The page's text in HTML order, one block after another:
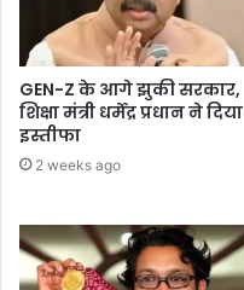
GEN-Z के आगे झुकी सरकार,
शिक्षा मंत्री धर्मेंद्र प्रधान ने दिया
इस्तीफा
2 weeks ago